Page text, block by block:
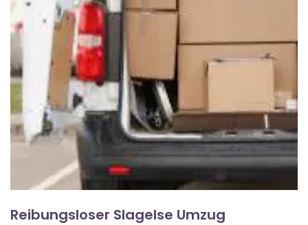
Reibungsloser Slagelse Umzug